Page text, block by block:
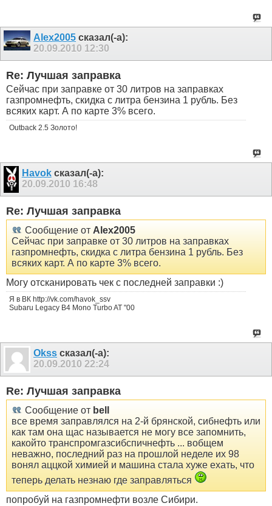
Alex2005 сказал(-а):
20.09.2010 12:30
Re: Лучшая заправка
Сейчас при заправке от 30 литров на заправках
газпромнефть, скидка с литра бензина 1 рубль. Без
всяких карт. А по карте 3% всего.
Outback 2.5 Золото!
Havokсказал(-а):
20.09.2010 16:48
Re: Лучшая заправка
Сообщение от Alex2005
Сейчас при заправке от 30 литров на заправках
газпромнефть, скидка с литра бензина 1 рубль. Без
всяких карт. А по карте 3% всего.
Могу отсканировать чек с последней заправки :)
Я в ВК http://vk.com/havok_ssv
Subaru Legacy B4 Mono Turbo AT "00
Okss сказал(-а):
20.09.2010 22:24
Re: Лучшая заправка
Сообщение от bell
все время заправлялся на 2-й брянской, сибнефть или
как там она щас называется не могу все запомнить,
какойто транспромгазсибспичнефть ... вобщем
неважно, последний раз на прошлой неделе их 98
вонял аццкой химией и машина стала хуже ехать, что
теперь делать незнаю где заправляться
попробуй на газпромнефти возле Сибири.